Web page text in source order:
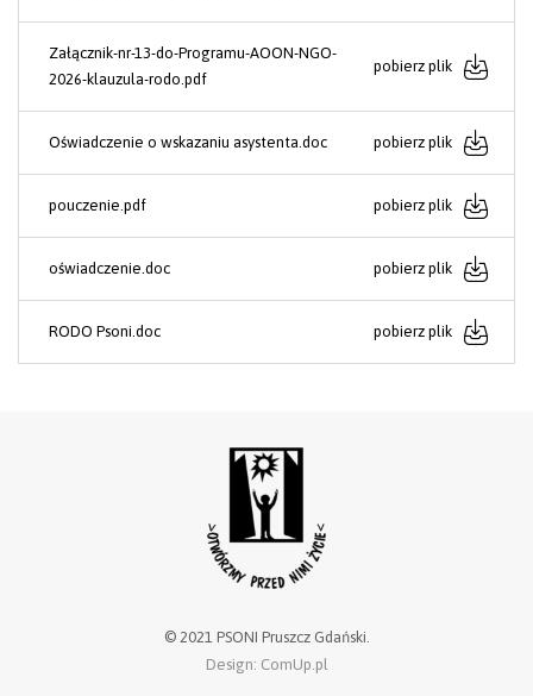
Załącznik-nr-13-do-Programu-AOON-NGO-
2026-klauzula-rodo.pdf
pobierz plik
Oświadczenie o wskazaniu asystenta.doc pobierz plik
pouczenie.pdf pobierz plik
oświadczenie.doc pobierz plik
RODO Psoni.doc pobierz plik
© 2021 PSONI Pruszcz Gdański.
Design: ComUp.pl